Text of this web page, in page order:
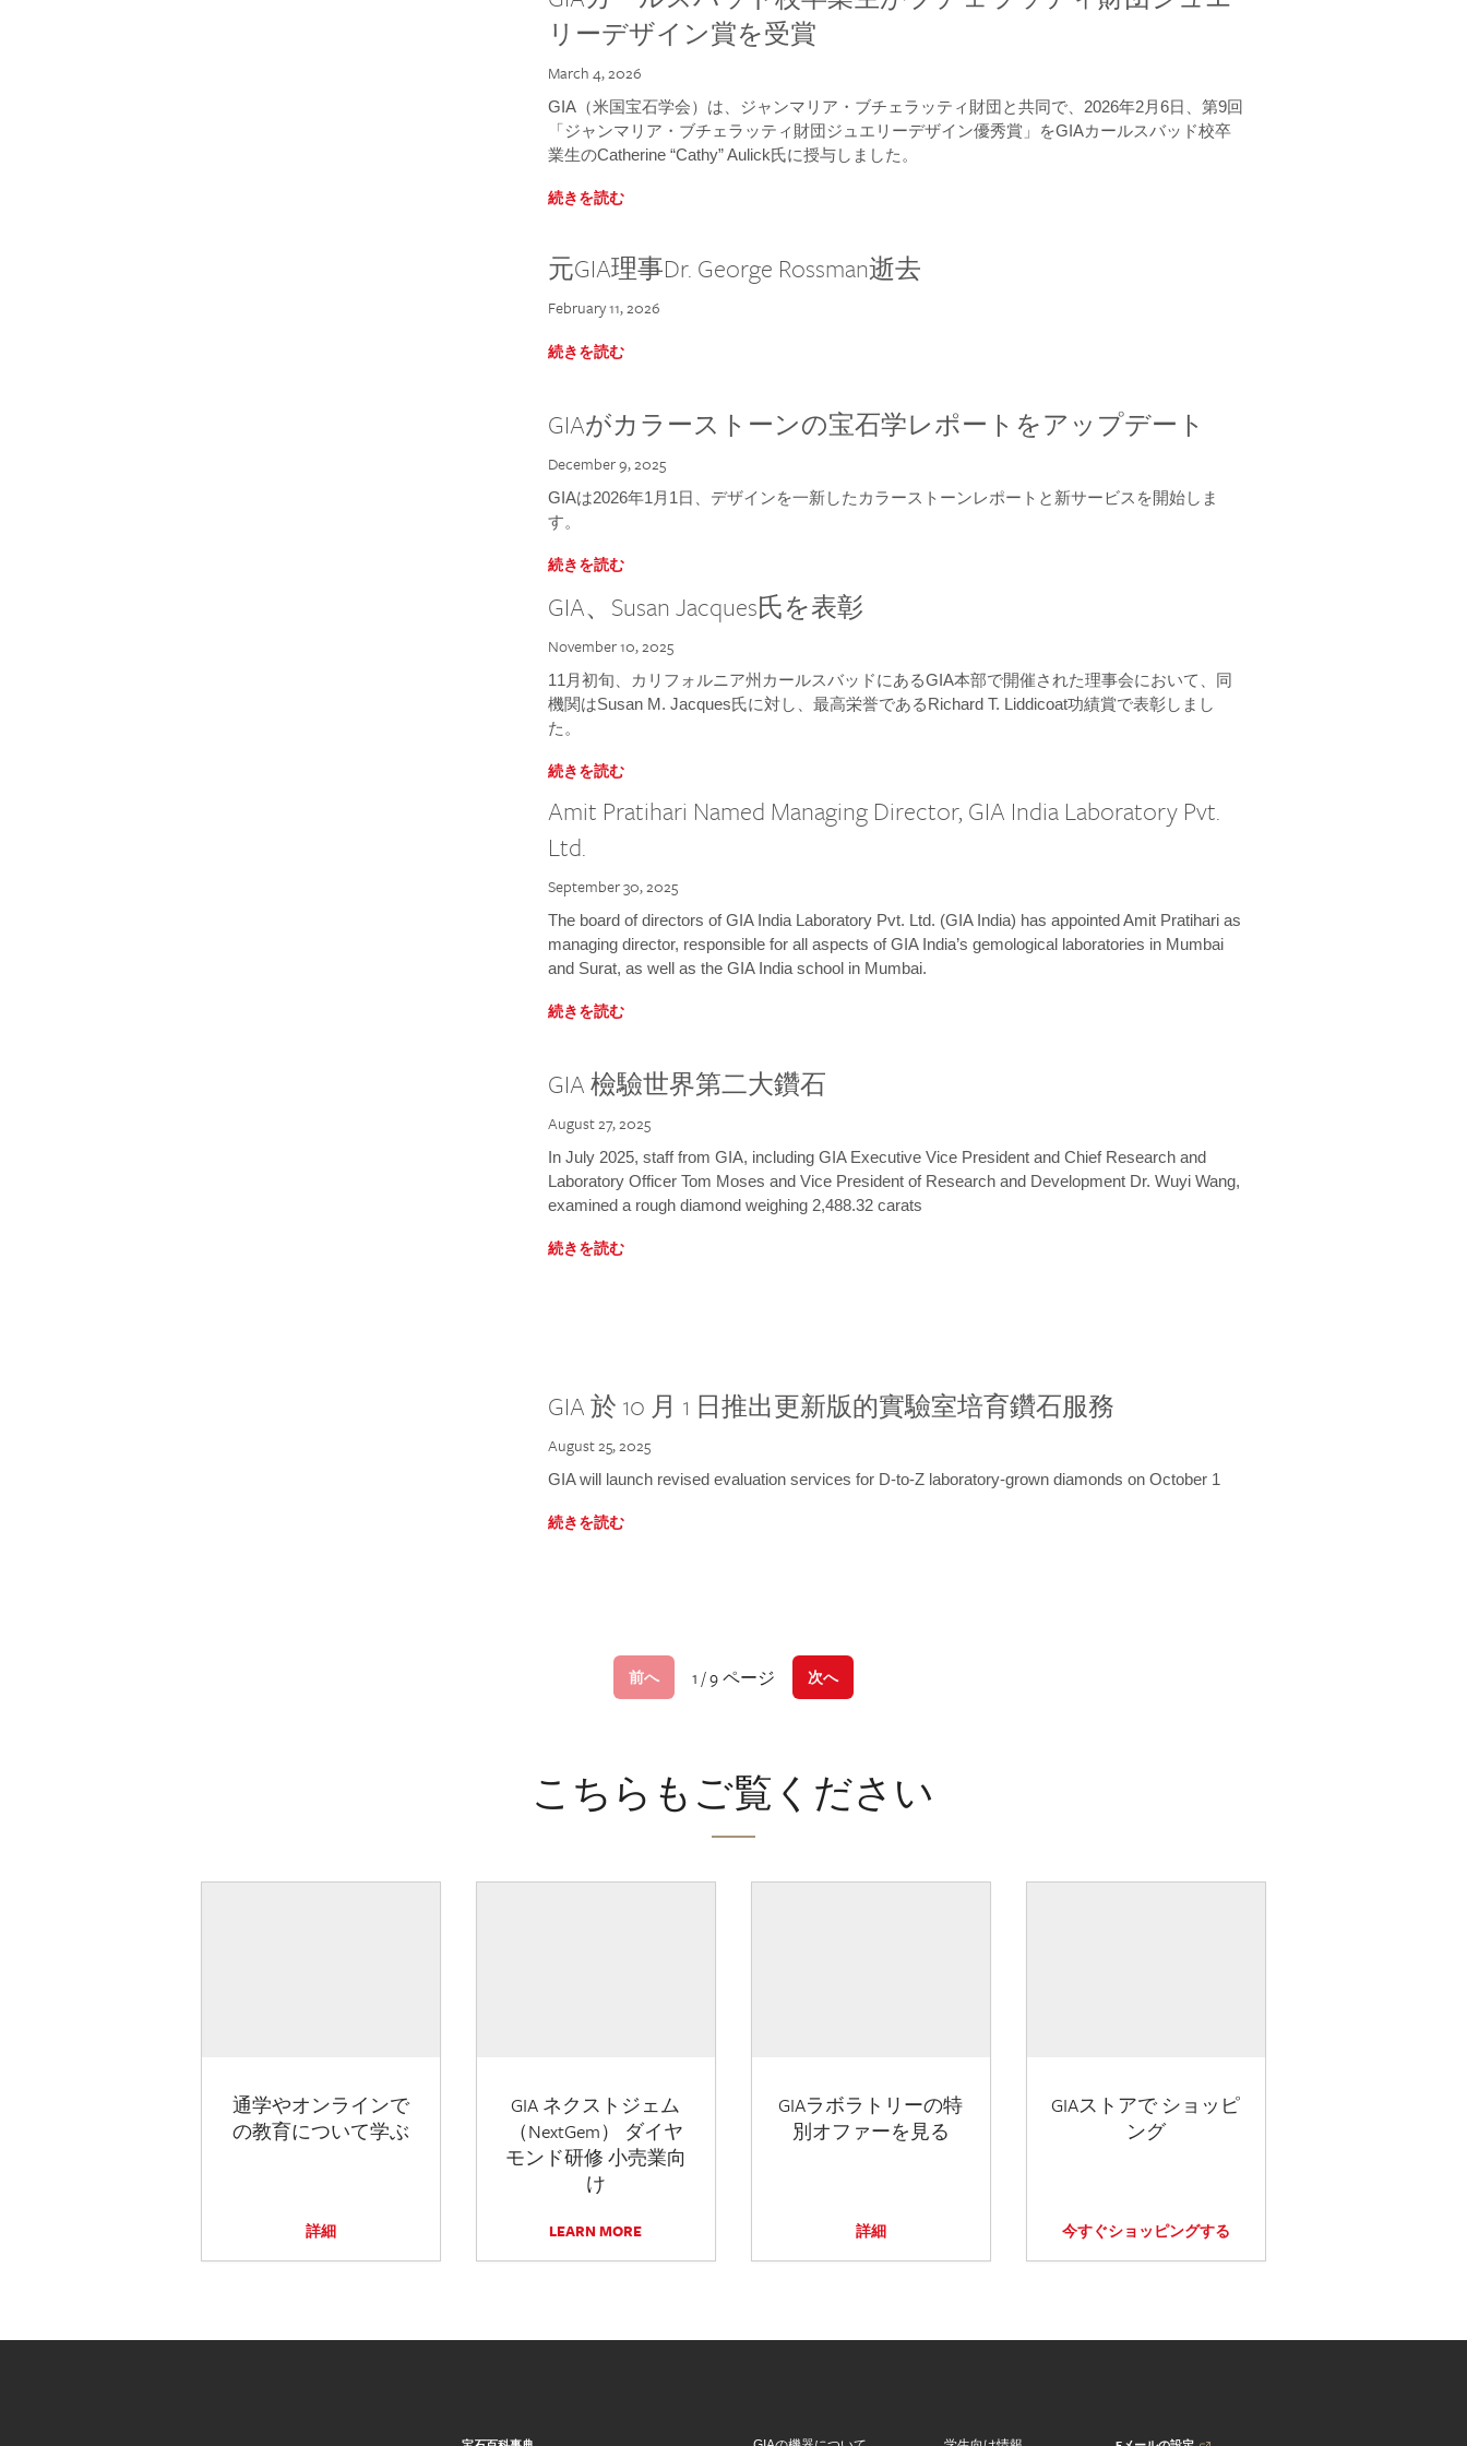
リーデザイン賞を受賞
March 4, 2026
GIA（米国宝石学会）は、ジャンマリア・ブチェラッティ財団と共同で、2026年2月6日、第9回
「ジャンマリア・ブチェラッティ財団ジュエリーデザイン優秀賞」をGIAカールスバッド校卒
業生のCatherine “Cathy” Aulick氏に授与しました。
続きを読む
元GIA理事Dr. George Rossman逝去
February 11, 2026
続きを読む
GIAがカラーストーンの宝石学レポートをアップデート
December 9, 2025
GIAは2026年1月1日、デザインを一新したカラーストーンレポートと新サービスを開始しま
す。
続きを読む
GIA、Susan Jacques氏を表彰
November 10, 2025
11月初旬、カリフォルニア州カールスバッドにあるGIA本部で開催された理事会において、同
機関はSusan M. Jacques氏に対し、最高栄誉であるRichard T. Liddicoat功績賞で表彰しまし
た。
続きを読む
Amit Pratihari Named Managing Director, GIA India Laboratory Pvt.
Ltd.
September 30, 2025
The board of directors of GIA India Laboratory Pvt. Ltd. (GIA India) has appointed Amit Pratihari as
managing director, responsible for all aspects of GIA India’s gemological laboratories in Mumbai
and Surat, as well as the GIA India school in Mumbai.
続きを読む
GIA 檢驗世界第二大鑽石
August 27, 2025
In July 2025, staff from GIA, including GIA Executive Vice President and Chief Research and
Laboratory Officer Tom Moses and Vice President of Research and Development Dr. Wuyi Wang,
examined a rough diamond weighing 2,488.32 carats
続きを読む
GIA 於 10 月 1 日推出更新版的實驗室培育鑽石服務
August 25, 2025
GIA will launch revised evaluation services for D-to-Z laboratory-grown diamonds on October 1
続きを読む
前へ 1 / 9 ページ 次へ
こちらもご覧ください
通学やオンラインで
の教育について学ぶ
詳細
GIA ネクストジェム
（NextGem） ダイヤ
モンド研修 小売業向
け
LEARN MORE
GIAラボラトリーの特
別オファーを見る
詳細
GIAストアで ショッピ
ング
今すぐショッピングする